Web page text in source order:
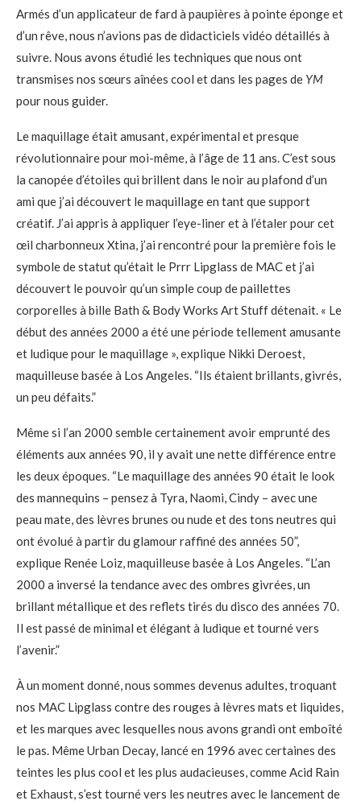
Armés d’un applicateur de fard à paupières à pointe éponge et
d’un rêve, nous n’avions pas de didacticiels vidéo détaillés à
suivre. Nous avons étudié les techniques que nous ont
transmises nos sœurs aînées cool et dans les pages de YM
pour nous guider.
Le maquillage était amusant, expérimental et presque
révolutionnaire pour moi-même, à l’âge de 11 ans. C’est sous
la canopée d’étoiles qui brillent dans le noir au plafond d’un
ami que j’ai découvert le maquillage en tant que support
créatif. J’ai appris à appliquer l’eye-liner et à l’étaler pour cet
œil charbonneux Xtina, j’ai rencontré pour la première fois le
symbole de statut qu’était le Prrr Lipglass de MAC et j’ai
découvert le pouvoir qu’un simple coup de paillettes
corporelles à bille Bath & Body Works Art Stuff détenait. « Le
début des années 2000 a été une période tellement amusante
et ludique pour le maquillage », explique Nikki Deroest,
maquilleuse basée à Los Angeles. “Ils étaient brillants, givrés,
un peu défaits.”
Même si l’an 2000 semble certainement avoir emprunté des
éléments aux années 90, il y avait une nette différence entre
les deux époques. “Le maquillage des années 90 était le look
des mannequins – pensez à Tyra, Naomi, Cindy – avec une
peau mate, des lèvres brunes ou nude et des tons neutres qui
ont évolué à partir du glamour raffiné des années 50”,
explique Renée Loiz, maquilleuse basée à Los Angeles. “L’an
2000 a inversé la tendance avec des ombres givrées, un
brillant métallique et des reflets tirés du disco des années 70.
Il est passé de minimal et élégant à ludique et tourné vers
l’avenir.”
À un moment donné, nous sommes devenus adultes, troquant
nos MAC Lipglass contre des rouges à lèvres mats et liquides,
et les marques avec lesquelles nous avons grandi ont emboîté
le pas. Même Urban Decay, lancé en 1996 avec certaines des
teintes les plus cool et les plus audacieuses, comme Acid Rain
et Exhaust, s’est tourné vers les neutres avec le lancement de